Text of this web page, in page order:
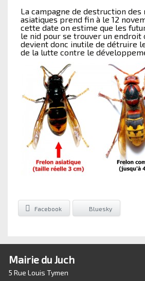
La campagne de destruction
asiatiques prend fin à le 12
cette date on estime que les
le nid pour se trouver un endroit
devient donc inutile de détruire
de la lutte contre le
Facebook Bluesky
Mairie du Juch
5 Rue Louis Tymen